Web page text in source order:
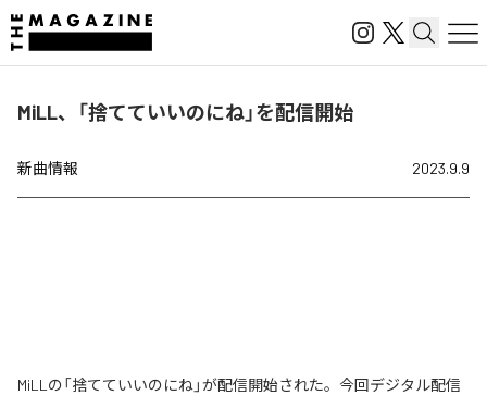
MiLL、「捨てていいのにね」を配信開始
新曲情報 2023.9.9
MiLLの「捨てていいのにね」が配信開始された。今回デジタル配信